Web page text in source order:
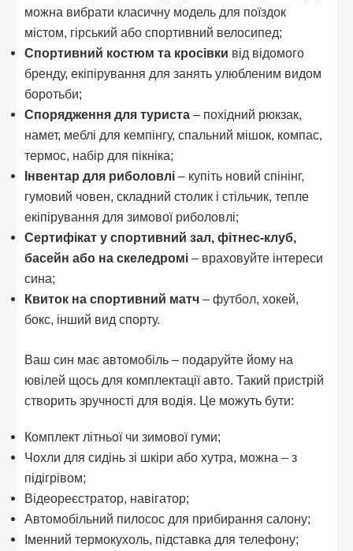
можна вибрати класичну модель для поїздок
містом, гірський або спортивний велосипед;
Спортивний костюм та кросівки від відомого
бренду, екіпірування для занять улюбленим видом
боротьби;
Спорядження для туриста – похідний рюкзак,
намет, меблі для кемпінгу, спальний мішок, компас,
термос, набір для пікніка;
Інвентар для риболовлі– купіть новий спінінг,
гумовий човен, складний столик і стільчик, тепле
екіпірування для зимової риболовлі;
Сертифікат у спортивний зал, фітнес-клуб,
басейн або на скеледромі – враховуйте інтереси
сина;
Квиток на спортивний матч – футбол, хокей,
бокс, інший вид спорту.
Ваш син має автомобіль – подаруйте йому на
ювілей щось для комплектації авто. Такий пристрій
створить зручності для водія. Це можуть бути:
Комплект літньої чи зимової гуми;
Чохли для сидінь зі шкіри або хутра, можна – з
підігрівом;
Відеореєстратор, навігатор;
Автомобільний пилосос для прибирання салону;
Іменний термокухоль, підставка для телефону;